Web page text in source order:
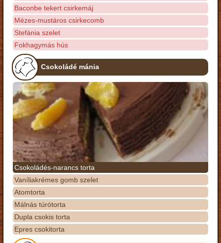
Baconbe tekert csirkemáj
Mézes-mustáros csirkecomb
Stefánia szelet
Fokhagymás hús
Csokoládé mánia
Csokoládés-narancs torta
Vaníliakrémes gomb szelet
Atomtorta
Málnás túrótorta
Dupla csokis torta
Epres csokitorta